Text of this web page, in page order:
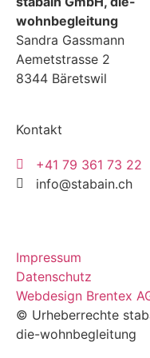
wohnbegleitung
Sandra Gassmann
Aemetstrasse 2
8344 Bäretswil
Kontakt
+41 79 361 73 22
info@stabain.ch
Impressum
Datenschutz
Webdesign Brentex
© Urheberrechte
die-wohnbegleitung